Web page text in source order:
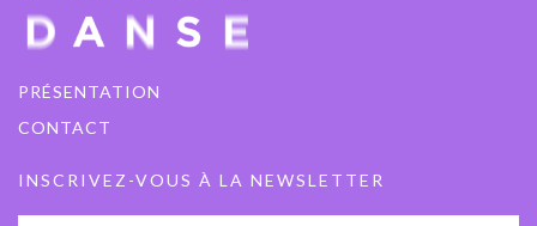
PRÉSENTATION
CONTACT
INSCRIVEZ-VOUS À LA NEWSLETTER